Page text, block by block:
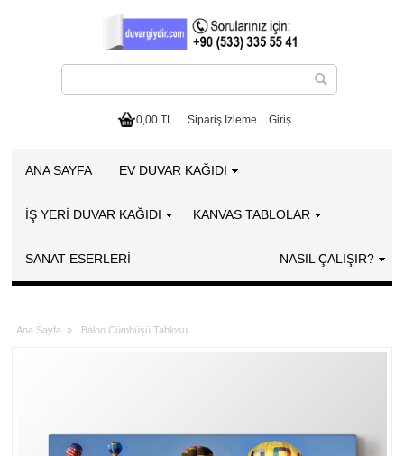
0,00 TL Sipariş İzleme Giriş
ANA SAYFA EV DUVAR KAĞIDI
İŞ YERİ DUVAR KAĞIDI KANVAS TABLOLAR
SANAT ESERLERI NASIL ÇALIŞIR?
Ana Sayfa » Balon Cümbüşü Tablosu